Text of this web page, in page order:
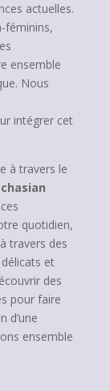
actuelles.
féminins,
ensemble
Nous
intégrer cet
à travers le
quotidien,
travers des
et
des
pour faire
d’une
ensemble